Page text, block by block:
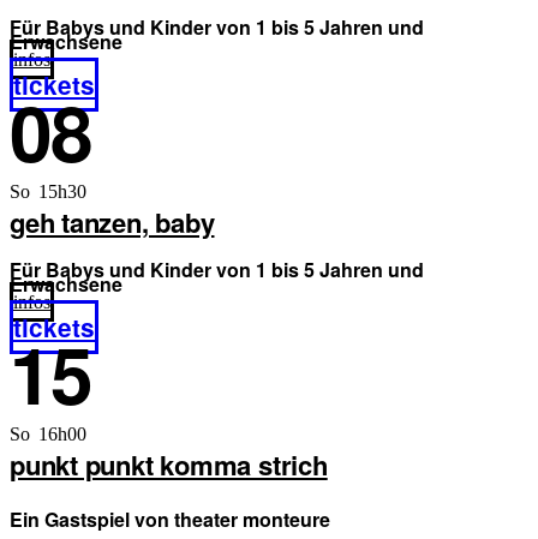
Für Babys und Kinder von 1 bis 5 Jahren und
Erwachsene
infos
tickets
08
So 15h30
geh tanzen, baby
Für Babys und Kinder von 1 bis 5 Jahren und
Erwachsene
infos
tickets
15
So 16h00
punkt punkt komma strich
Ein Gastspiel von theater monteure